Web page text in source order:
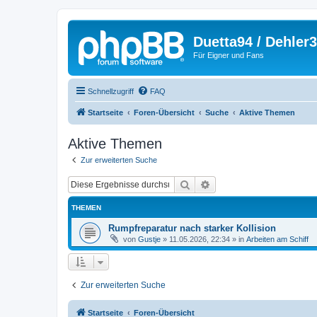
Duetta94 /
Für Eigner und Fans
Schnellzugriff FAQ
Startseite Foren-Übersicht Suche Aktive Themen
Aktive Themen
Zur erweiterten Suche
Suche
THEMEN
Rumpfreparatur nach starker Kollision
von Gustje » 11.05.2026, 22:34 » in Arbeiten am Schiff
Zur erweiterten Suche
Startseite Foren-Übersicht